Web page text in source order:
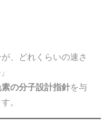
、どれくらいの速さ
の分子設計指針を与
。